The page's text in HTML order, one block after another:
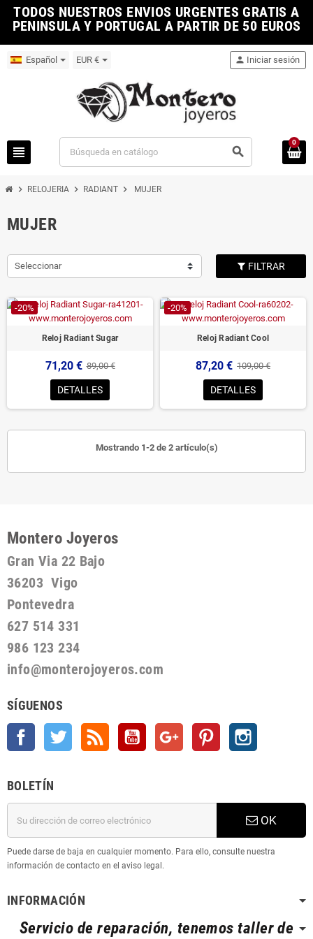
TODOS NUESTROS ENVIOS URGENTES GRATIS A
PENINSULA Y PORTUGAL A PARTIR DE 50 EUROS
Español EUR €
view_headline search
person Iniciar sesión
0
chevron_right RELOJERIA chevron_right RADIANT chevron_right MUJER
MUJER
Seleccionar FILTRAR
-20%
Reloj Radiant Sugar
71,20 € 89,00 €
DETALLES
-20%
Reloj Radiant Cool
87,20 € 109,00 €
DETALLES
Mostrando 1-2 de 2 artículo(s)
Montero Joyeros
Gran Via 22 Bajo
36203 Vigo
Pontevedra
627 514 331
986 123 234
info@monterojoyeros.com
SÍGUENOS
Facebook Twitter YouTube Google + Pinterest
BOLETÍN
OK
Puede darse de baja en cualquier momento. Para ello, consulte nuestra
información de contacto en el aviso legal.
INFORMACIÓN
Servicio de reparación, tenemos taller de